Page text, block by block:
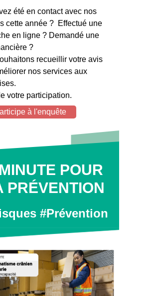
été en contact avec nos
cette année ? Effectué une
en ligne ? Demandé une
?
recueillir votre avis
nos services aux
votre participation.
à l'enquête
POUR
PRÉVENTION
#Prévention